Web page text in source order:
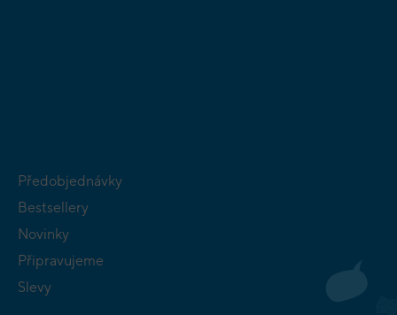
Předobjednávky
Bestsellery
Novinky
Připravujeme
Slevy